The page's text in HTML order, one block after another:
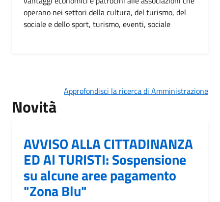
operano nei settori della cultura, del turismo, del
sociale e dello sport, turismo, eventi, sociale
Approfondisci la ricerca di Amministrazione
Novità
AVVISO ALLA CITTADINANZA
ED AI TURISTI: Sospensione
su alcune aree pagamento
"Zona Blu"